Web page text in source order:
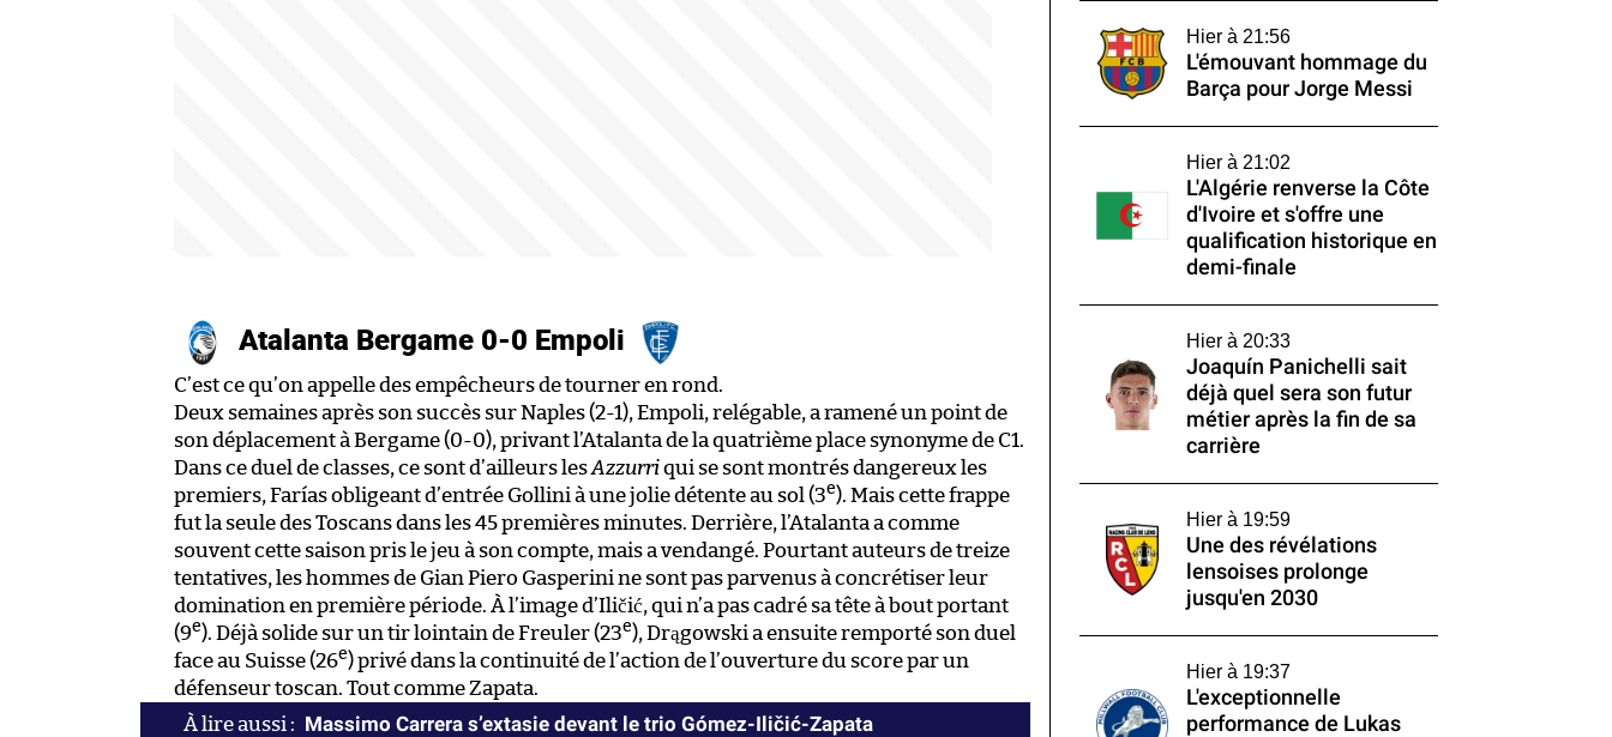
Atalanta Bergame 0-0 Empoli
C’est ce qu’on appelle des empêcheurs de tourner en rond.
Deux semaines après son succès sur Naples (2-1), Empoli, relégable, a ramené un point de
son déplacement à Bergame (0-0), privant l’Atalanta de la quatrième place synonyme de C1.
Dans ce duel de classes, ce sont d’ailleurs lesAzzurriqui se sont montrés dangereux les
premiers, Farías obligeant d’entrée Gollini à une jolie détente au sol (3e). Mais cette frappe
fut la seule des Toscans dans les 45 premières minutes. Derrière, l’Atalanta a comme
souvent cette saison pris le jeu à son compte, mais a vendangé. Pourtant auteurs de treize
tentatives, les hommes de Gian Piero Gasperini ne sont pas parvenus à concrétiser leur
domination en première période. À l’image d’Iličić, qui n’a pas cadré sa tête à bout portant
(9e). Déjà solide sur un tir lointain de Freuler (23e), Drągowski a ensuite remporté son duel
face au Suisse (26e) privé dans la continuité de l’action de l’ouverture du score par un
défenseur toscan. Tout comme Zapata.
Massimo Carrera s’extasie devant le trio Gómez-Iličić-Zapata
Hier à 21:56
L'émouvant hommage du
Barça pour Jorge Messi
Hier à 21:02
L'Algérie renverse la Côte
d'Ivoire et s'offre une
qualification historique en
demi-finale
Hier à 20:33
Joaquín Panichelli sait
déjà quel sera son futur
métier après la fin de sa
carrière
Hier à 19:59
Une des révélations
lensoises prolonge
jusqu'en 2030
Hier à 19:37
L'exceptionnelle
performance de Lukas